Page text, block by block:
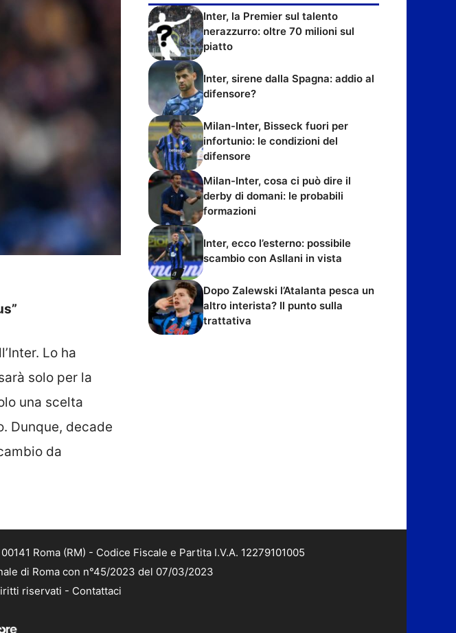
Lo ha
solo per la
una scelta
Dunque, decade
da
Inter, la Premier sul talento
nerazzurro: oltre 70 milioni sul
piatto
Inter, sirene dalla Spagna: addio al
difensore?
Milan-Inter, Bisseck fuori per
infortunio: le condizioni del
difensore
Milan-Inter, cosa ci può dire il
derby di domani: le probabili
formazioni
Inter, ecco l’esterno: possibile
scambio con Asllani in vista
Dopo Zalewski l’Atalanta pesca un
altro interista? Il punto sulla
trattativa
Roma (RM) - Codice Fiscale e Partita I.V.A. 12279101005
di Roma con n°45/2023 del 07/03/2023
riservati - Contattaci